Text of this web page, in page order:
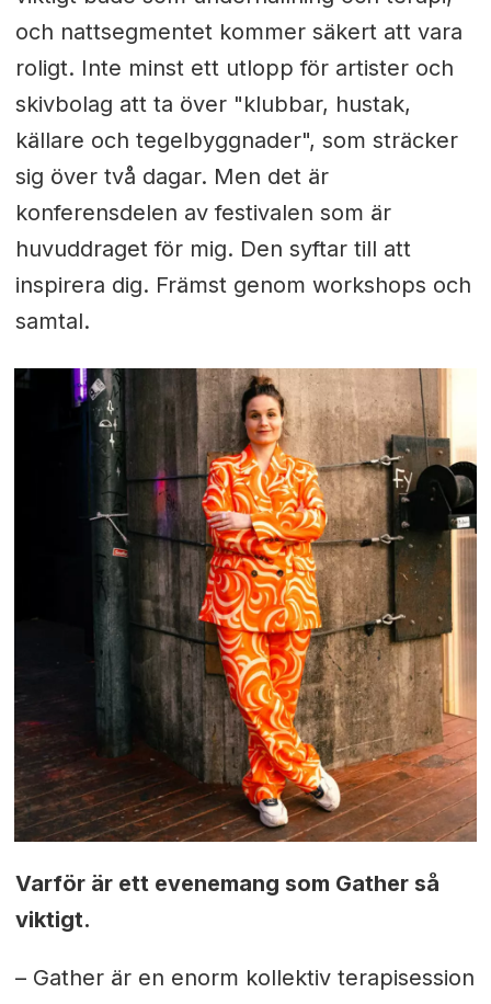
och nattsegmentet kommer säkert att vara
roligt. Inte minst ett utlopp för artister och
skivbolag att ta över "klubbar, hustak,
källare och tegelbyggnader", som sträcker
sig över två dagar. Men det är
konferensdelen av festivalen som är
huvuddraget för mig. Den syftar till att
inspirera dig. Främst genom workshops och
samtal.
Varför är ett evenemang som Gather så
viktigt.
– Gather är en enorm kollektiv terapisession